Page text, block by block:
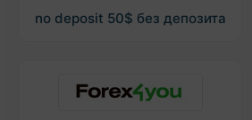
no deposit 50$ без депозита